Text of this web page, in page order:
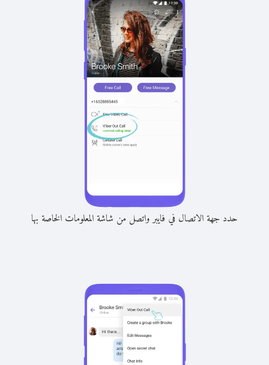
حدد جهة الاتصال في فايبر واتصل من شاشة المعلومات الخاصة بها